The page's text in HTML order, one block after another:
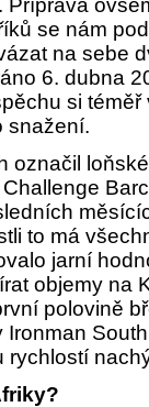
. Příprava
se nám
na sebe
6. dubna
si téměř
snažení.
označil
to má
jarní
objemy na
polovině
rychlostí